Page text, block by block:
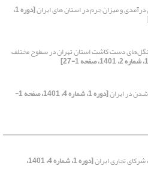
و میزان جرم در استان های ایران [دوره 1،
دست کاشت استان تهران در سطوح مختلف
در ایران [دوره 1، شماره 4، 1401، صفحه 1-
تجاری ایران [دوره 1، شماره 4، 1401،